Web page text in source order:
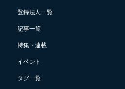
登録法人一覧
記事一覧
特集・連載
イベント
タグ一覧